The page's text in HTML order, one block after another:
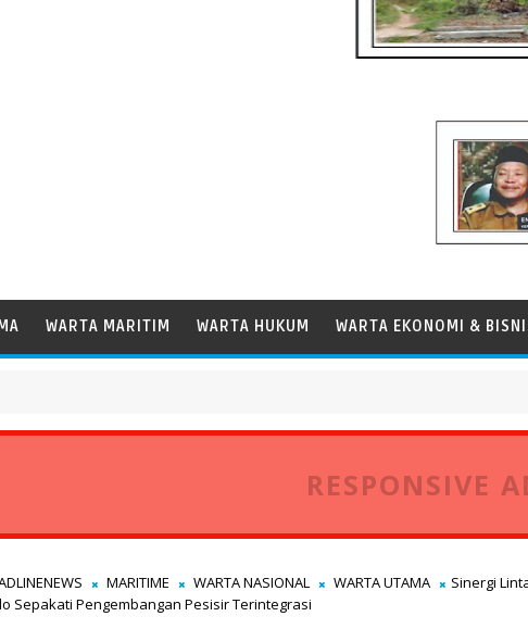
WARTA MARITIM WARTA HUKUM WARTA EKONOMI &
Transportasi Standar Operasional Kapal
RESPONSIVE
MARITIME WARTA NASIONAL WARTA UTAMA
Sinergi
Sepakati Pengembangan Pesisir Terintegrasi